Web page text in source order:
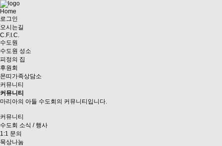
Home
로그인
오시는길
C.F.I.C.
수도원
수도원 성소
피정의 집
후원회
몬띠가족상담소
커뮤니티
커뮤니티
마리아의 아들 수도회의 커뮤니티입니다.
커뮤니티
수도회 소식 / 행사
1:1 문의
묵상나눔